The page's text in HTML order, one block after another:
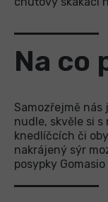
Na co
Samozřejmě nás
nudle, skvěle si
knedlíčcích či
nakrájený sýr
posypky